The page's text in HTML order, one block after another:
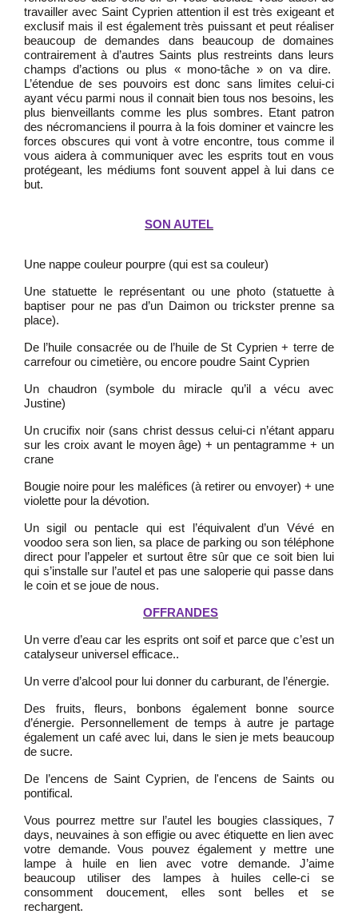
travailler avec Saint Cyprien attention il est très exigeant et
exclusif mais il est également très puissant et peut réaliser
beaucoup de demandes dans beaucoup de domaines
contrairement à d’autres Saints plus restreints dans leurs
champs d’actions ou plus « mono-tâche » on va dire.
L’étendue de ses pouvoirs est donc sans limites celui-ci
ayant vécu parmi nous il connait bien tous nos besoins, les
plus bienveillants comme les plus sombres. Etant patron
des nécromanciens il pourra à la fois dominer et vaincre les
forces obscures qui vont à votre encontre, tous comme il
vous aidera à communiquer avec les esprits tout en vous
protégeant, les médiums font souvent appel à lui dans ce
but.
SON AUTEL
Une nappe couleur pourpre (qui est sa couleur)
Une statuette le représentant ou une photo (statuette à
baptiser pour ne pas d’un Daimon ou trickster prenne sa
place).
De l’huile consacrée ou de l’huile de St Cyprien + terre de
carrefour ou cimetière, ou encore poudre Saint Cyprien
Un chaudron (symbole du miracle qu’il a vécu avec
Justine)
Un crucifix noir (sans christ dessus celui-ci n’étant apparu
sur les croix avant le moyen âge) + un pentagramme + un
crane
Bougie noire pour les maléfices (à retirer ou envoyer) + une
violette pour la dévotion.
Un sigil ou pentacle qui est l’équivalent d’un Vévé en
voodoo sera son lien, sa place de parking ou son téléphone
direct pour l’appeler et surtout être sûr que ce soit bien lui
qui s’installe sur l’autel et pas une saloperie qui passe dans
le coin et se joue de nous.
OFFRANDES
Un verre d’eau car les esprits ont soif et parce que c’est un
catalyseur universel efficace..
Un verre d’alcool pour lui donner du carburant, de l’énergie.
Des fruits, fleurs, bonbons également bonne source
d’énergie. Personnellement de temps à autre je partage
également un café avec lui, dans le sien je mets beaucoup
de sucre.
De l’encens de Saint Cyprien, de l'encens de Saints ou
pontifical.
Vous pourrez mettre sur l’autel les bougies classiques, 7
days, neuvaines à son effigie ou avec étiquette en lien avec
votre demande. Vous pouvez également y mettre une
lampe à huile en lien avec votre demande. J’aime
beaucoup utiliser des lampes à huiles celle-ci se
consomment doucement, elles sont belles et se
rechargent.